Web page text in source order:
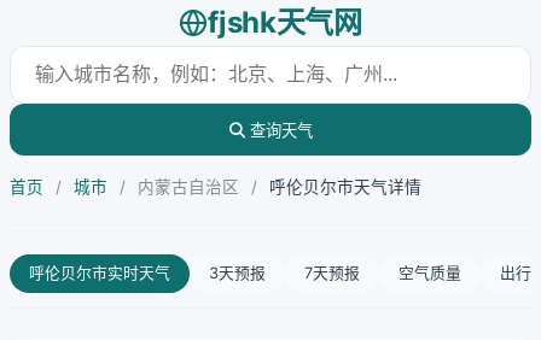
fjshk天气网
查询天气
首页 / 城市 / 内蒙古自治区 / 呼伦贝尔市天气详情
呼伦贝尔市实时天气 3天预报 7天预报 空气质量 出行